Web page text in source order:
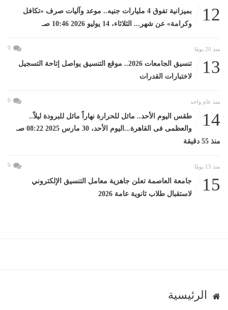
12
بميزانية تفوق 4 مليارات جنيه.. موعد وآليات صرف «تكافل
وكرامة» عن شهر... الثلاثاء، 14 يوليو 2026 10:46 صـ
منذ 20 يومًا 0
13
تنسيق الجامعات 2026.. موقع التنسيق يواصل إتاحة التسجيل
لاختبارات القدرات
منذ عام واحد 0
14
طقس اليوم الأحد.. مائل للحرارة نهاراً مائل للبرودة ليلاً..
والعظمى فى القاهرة...اليوم الأحد، 30 مارس 2025 08:22 صـ
منذ 55 دقيقة
منذ 15 يومًا 0
15
جامعة العاصمة تعلن جاهزية معامل التنسيق الإلكتروني
لاستقبال طلاب ثانوية عامة 2026
الرئيسية